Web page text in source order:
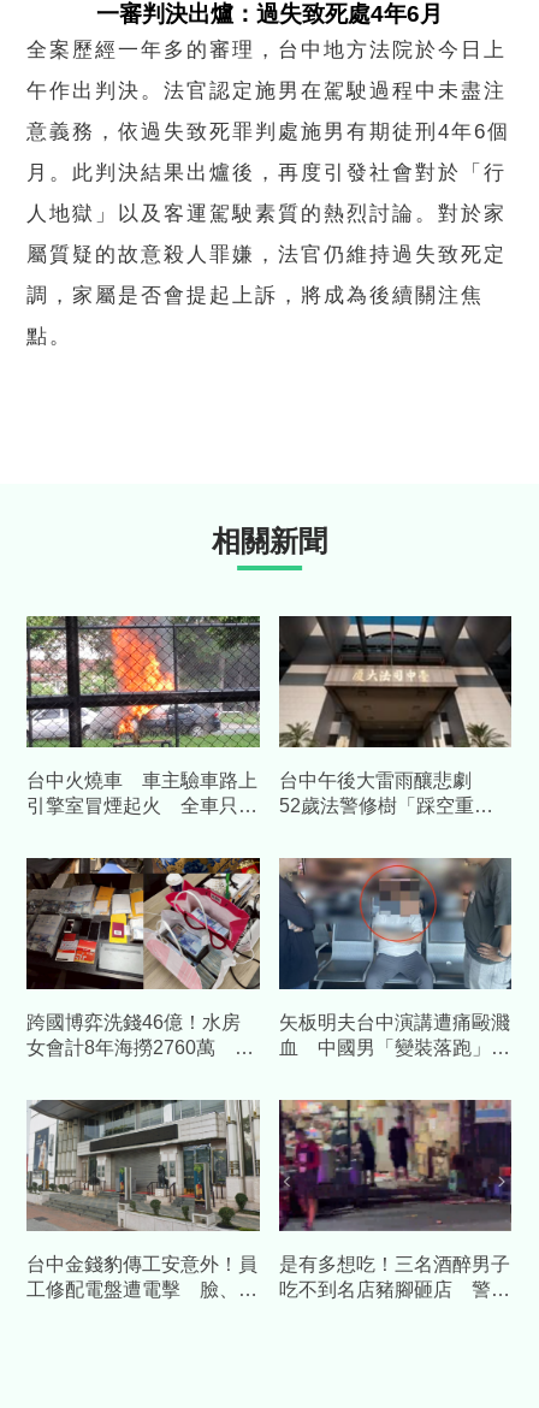
一審判決出爐：過失致死處4年6月
全案歷經一年多的審理，台中地方法院於今日上
午作出判決。法官認定施男在駕駛過程中未盡注
意義務，依過失致死罪判處施男有期徒刑4年6個
月。此判決結果出爐後，再度引發社會對於「行
人地獄」以及客運駕駛素質的熱烈討論。對於家
屬質疑的故意殺人罪嫌，法官仍維持過失致死定
調，家屬是否會提起上訴，將成為後續關注焦
點。
相關新聞
台中火燒車 車主驗車路上
引擎室冒煙起火 全車只剩
台中午後大雷雨釀悲劇
52歲法警修樹「踩空重
跨國博弈洗錢46億！水房
女會計8年海撈2760萬 檢
矢板明夫台中演講遭痛毆濺
血 中國男「變裝落跑」機
台中金錢豹傳工安意外！員
工修配電盤遭電擊 臉、手
是有多想吃！三名酒醉男子
吃不到名店豬腳砸店 警獲